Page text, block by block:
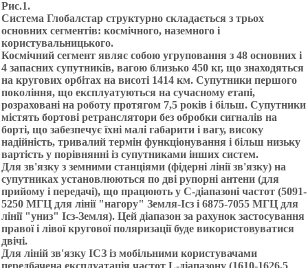
Рис.1.
Система Глобалстар структурно складається з трьох
основних сегментів: космічного, наземного і
користувальницького.
Космічний сегмент являє собою угруповання з 48 основних і
4 запасних супутників, вагою близько 450 кг, що знаходяться
на кругових орбітах на висоті 1414 км. Супутники першого
покоління, що експлуатуються на сучасному етапі,
розраховані на роботу протягом 7,5 років і більш. Супутники
містять бортові ретранслятори без обробки сигналів на
борті, що забезпечує їхні малі габарити і вагу, високу
надійність, тривалий термін функціонування і більш низьку
вартість у порівнянні із супутниками інших систем.
Для зв'язку з земними станціями (фідерні лінії зв'язку) на
супутниках установлюються по дві рупорні антени (для
прийому і передачі), що працюють у С-діапазоні частот (5091-
5250 МГЦ для лінії "нагору" Земля-Ісз і 6875-7055 МГЦ для
лінії "униз" Ісз-Земля). Цей діапазон за рахунок застосування
правої і лівої кругової поляризації буде використовуватися
двічі.
Для ліній зв'язку ІСЗ із мобільними користувачами